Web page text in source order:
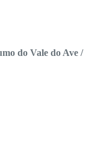
do Vale do Ave /